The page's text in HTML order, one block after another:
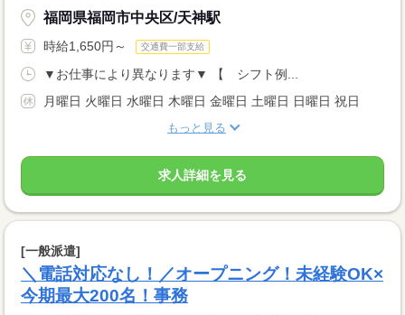
福岡県福岡市中央区/天神駅
時給1,650円～ 交通費一部支給
▼お仕事により異なります▼ 【 シフト例...
月曜日 火曜日 水曜日 木曜日 金曜日 土曜日 日曜日 祝日
もっと見る
求人詳細を見る
[一般派遣]
＼電話対応なし！／オープニング！未経験OK×
今期最大200名！事務